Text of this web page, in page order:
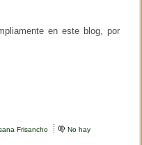
en este blog, por
Frisancho
No hay